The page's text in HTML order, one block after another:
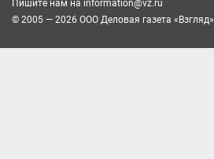
Пишите нам на information@vz.ru
© 2005 — 2026 ООО Деловая газета «Взгляд»